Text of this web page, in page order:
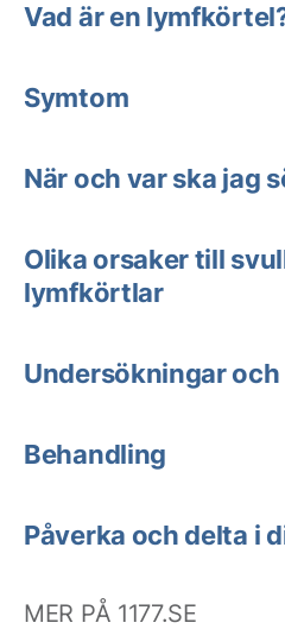
Vad är en
Symtom
När och var ska jag
Olika orsaker till
lymfkörtlar
Undersökningar
Behandling
Påverka och delta i
MER PÅ 1177.SE